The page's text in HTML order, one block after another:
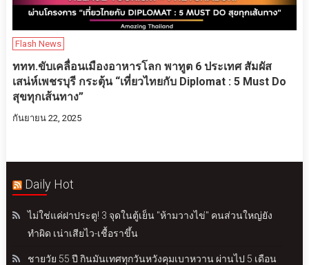
Flash News
ททท.ขับเคลื่อนเมืองอาหารโลก พาทูต 6 ประเทศ สัมผัส
เสน่ห์เพชรบุรี กระตุ้น “เที่ยวไทยกับ Diplomat : 5 Must Do
สุขทุกเส้นทาง”
กันยายน 22, 2025
Daily Hot
ไม่ใช่แค่ฝาประตู! 3 จุดในตู้เย็น "ห้ามวางไข่" คนส่วนใหญ่ยัง
ทำผิด เน่าเสียไว-เชื้อราขึ้น
ชายวัย 55 ปี กินมันเทศทุกวันหวังคุมเบาหวาน ผ่านไป 5 เดือน